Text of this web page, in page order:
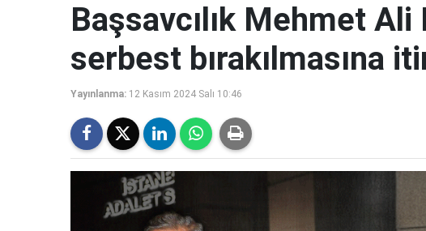
Başsavcılık Mehmet
serbest bırakılmasına
Yayınlanma: 12 Kasım 2024 Salı 10:46